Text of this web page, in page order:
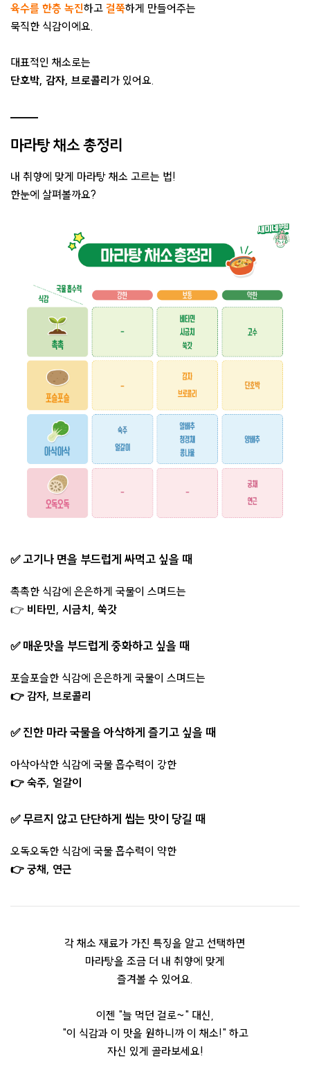
육수를 한층 녹진하고 걸쭉하게 만들어주는
묵직한 식감이에요.
대표적인 채소로는
단호박, 감자, 브로콜리가 있어요.
마라탕 채소 총정리
내 취향에 맞게 마라탕 채소 고르는 법!
한눈에 살펴볼까요?
✅ 고기나 면을 부드럽게 싸먹고 싶을 때
촉촉한 식감에 은은하게 국물이 스며드는
👉 비타민, 시금치, 쑥갓
✅ 매운맛을 부드럽게 중화하고 싶을 때
포슬포슬한 식감에 은은하게 국물이 스며드는
👉 감자, 브로콜리
✅ 진한 마라 국물을 아삭하게 즐기고 싶을 때
아삭아삭한 식감에 국물 흡수력이 강한
👉 숙주, 얼갈이
✅ 무르지 않고 단단하게 씹는 맛이 당길 때
오독오독한 식감에 국물 흡수력이 약한
👉 궁채, 연근
각 채소 재료가 가진 특징을 알고 선택하면
마라탕을 조금 더 내 취향에 맞게
즐겨볼 수 있어요.
이젠 "늘 먹던 걸로~" 대신,
"이 식감과 이 맛을 원하니까 이 채소!" 하고
자신 있게 골라보세요!